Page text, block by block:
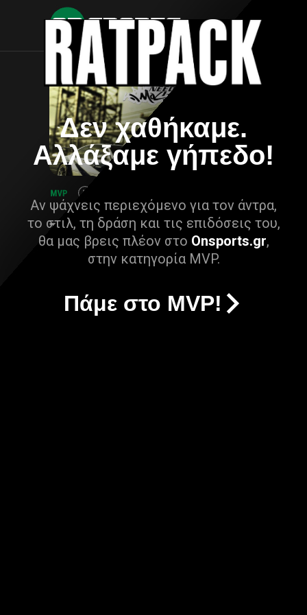
Δεν χαθήκαμε.
Αλλάξαμε γήπεδο!
Αν ψάχνεις περιεχόμενο για τον άντρα,
το στιλ, τη δράση και τις επιδόσεις του,
θα μας βρεις πλέον στο Onsports.gr,
στην κατηγορία MVP.
Πάμε στο MVP!